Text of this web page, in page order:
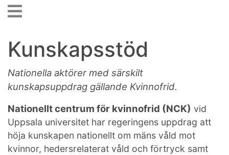
Kunskapsstöd
Nationella aktörer med särskilt
kunskapsuppdrag gällande Kvinnofrid.
Nationellt centrum för kvinnofrid (NCK) vid
Uppsala universitet har regeringens uppdrag att
höja kunskapen nationellt om mäns våld mot
kvinnor, hedersrelaterat våld och förtryck samt